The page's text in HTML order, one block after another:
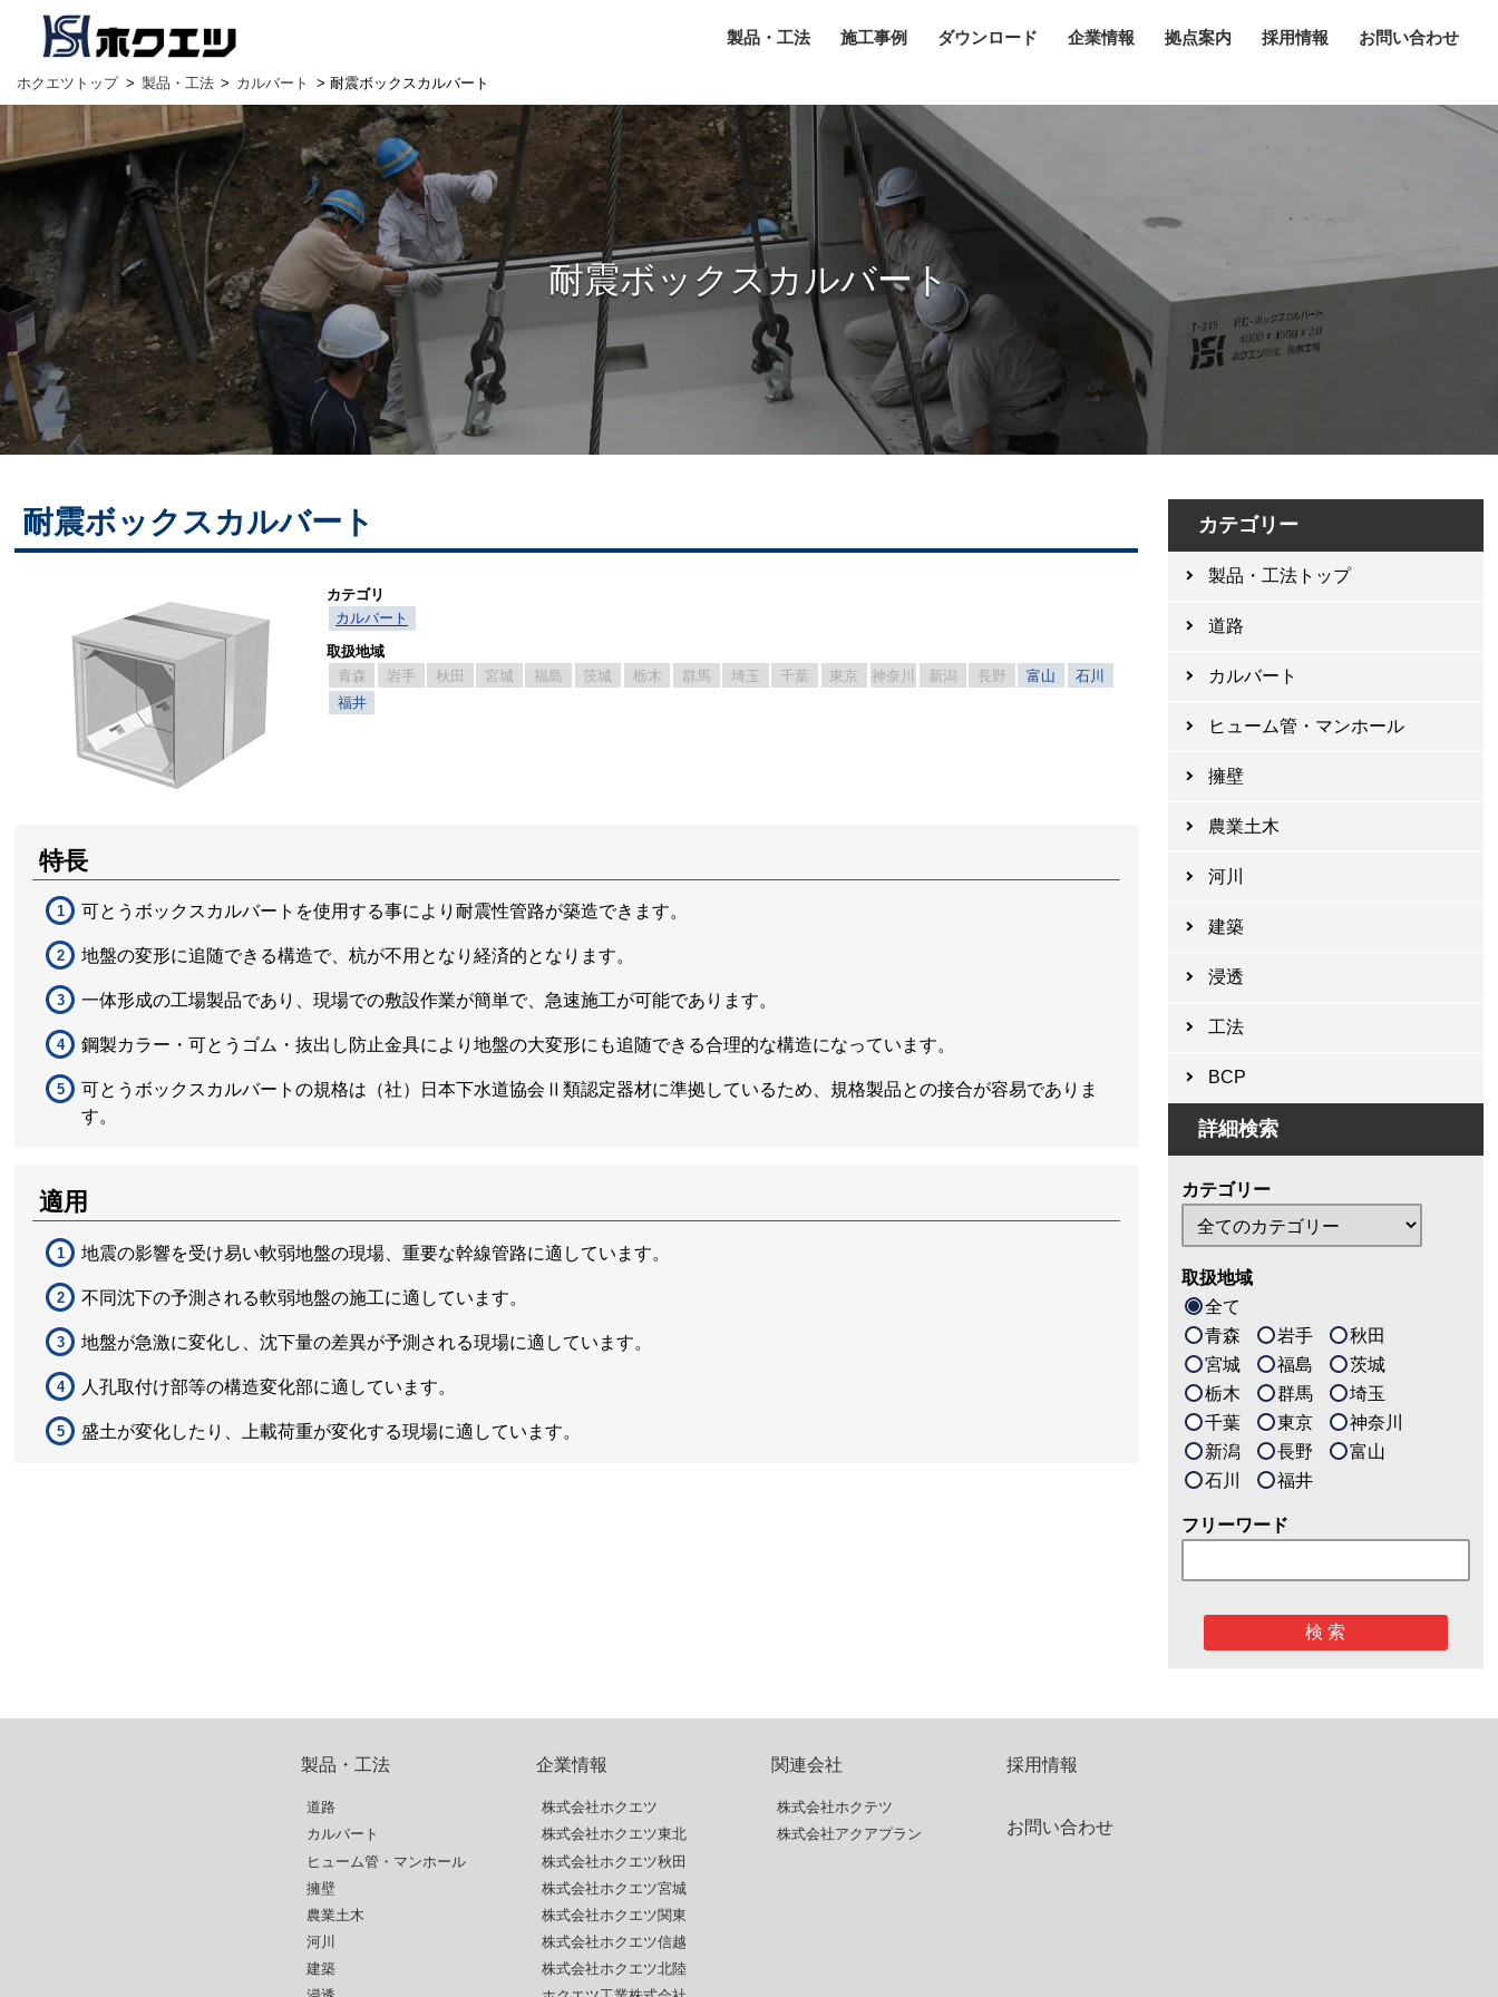
製品・工法 施工事例 ダウンロード 企業情報 拠点案内 採用情報 お問い合わせ
ホクエツトップ > 製品・工法 > カルバート > 耐震ボックスカルバート
耐震ボックスカルバート
耐震ボックスカルバート
カテゴリ
カルバート
取扱地域
青森
岩手 秋田 宮城 福島 茨城 栃木 群馬 埼玉 千葉 東京 神奈川 新潟 長野 富山
石川
福井
特長
可とうボックスカルバートを使用する事により耐震性管路が築造できます。
地盤の変形に追随できる構造で、杭が不用となり経済的となります。
一体形成の工場製品であり、現場での敷設作業が簡単で、急速施工が可能であります。
鋼製カラー・可とうゴム・抜出し防止金具により地盤の大変形にも追随できる合理的な構造になっています。
可とうボックスカルバートの規格は（社）日本下水道協会Ⅱ類認定器材に準拠しているため、規格製品との接合が容易でありま
す。
適用
地震の影響を受け易い軟弱地盤の現場、重要な幹線管路に適しています。
不同沈下の予測される軟弱地盤の施工に適しています。
地盤が急激に変化し、沈下量の差異が予測される現場に適しています。
人孔取付け部等の構造変化部に適しています。
盛土が変化したり、上載荷重が変化する現場に適しています。
カテゴリー
製品・工法トップ
道路
カルバート
ヒューム管・マンホール
擁壁
農業土木
河川
建築
浸透
工法
BCP
詳細検索
カテゴリー
取扱地域
全て
青森
岩手
秋田
宮城
福島
茨城
栃木
群馬
埼玉
千葉
東京
神奈川
新潟
長野
富山
石川
福井
フリーワード
検 索
製品・工法
道路
カルバート
ヒューム管・マンホール
擁壁
農業土木
河川
建築
企業情報
株式会社ホクエツ
株式会社ホクエツ東北
株式会社ホクエツ秋田
株式会社ホクエツ宮城
株式会社ホクエツ関東
株式会社ホクエツ信越
株式会社ホクエツ北陸
関連会社
株式会社ホクテツ
株式会社アクアプラン
採用情報
お問い合わせ